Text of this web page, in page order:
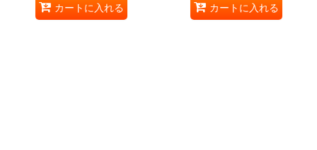
カートに入れる カートに入れる